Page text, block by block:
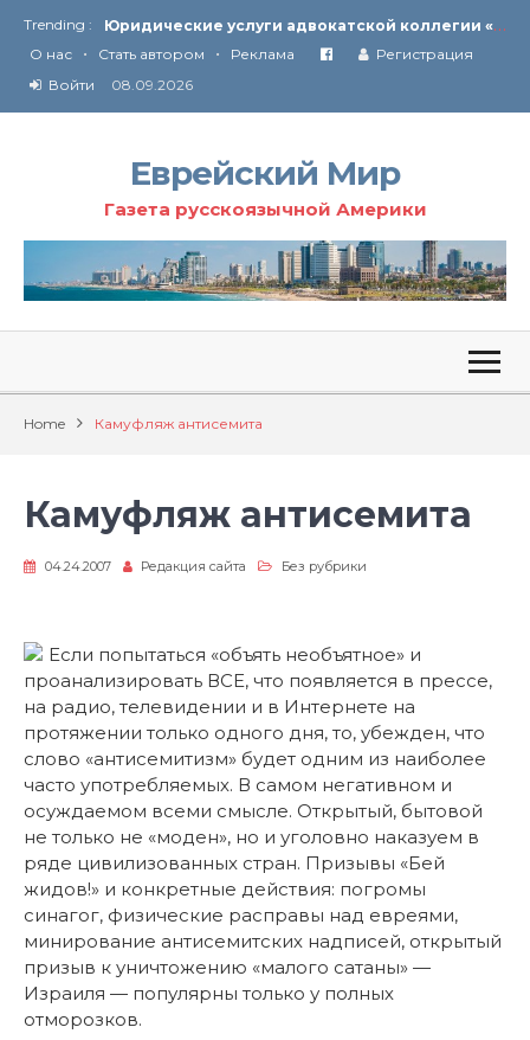
Trending : Ю
ридические услуги адвокатской коллегии «Эли Гервиц»: полное сопровождение на всех этапах
От Ирана до Ливана и Газы
О нас • Стать автором • Реклама
Регистрация
Войти
08.09.2026
Еврейский Мир
Газета русскоязычной Америки
Home Камуфляж антисемита
Камуфляж антисемита
04.24.2007 Редакция сайта Без рубрики
Если попытаться «объять необъятное» и
проанализировать ВСЕ, что появляется в прессе,
на радио, телевидении и в Интернете на
протяжении только одного дня, то, убежден, что
слово «антисемитизм» будет одним из наиболее
часто употребляемых. В самом негативном и
осуждаемом всеми смысле. Открытый, бытовой
не только не «моден», но и уголовно наказуем в
ряде цивилизованных стран. Призывы «Бей
жидов!» и конкретные действия: погромы
синагог, физические расправы над евреями,
минирование антисемитских надписей, открытый
призыв к уничтожению «малого сатаны» —
Израиля — популярны только у полных
отморозков.